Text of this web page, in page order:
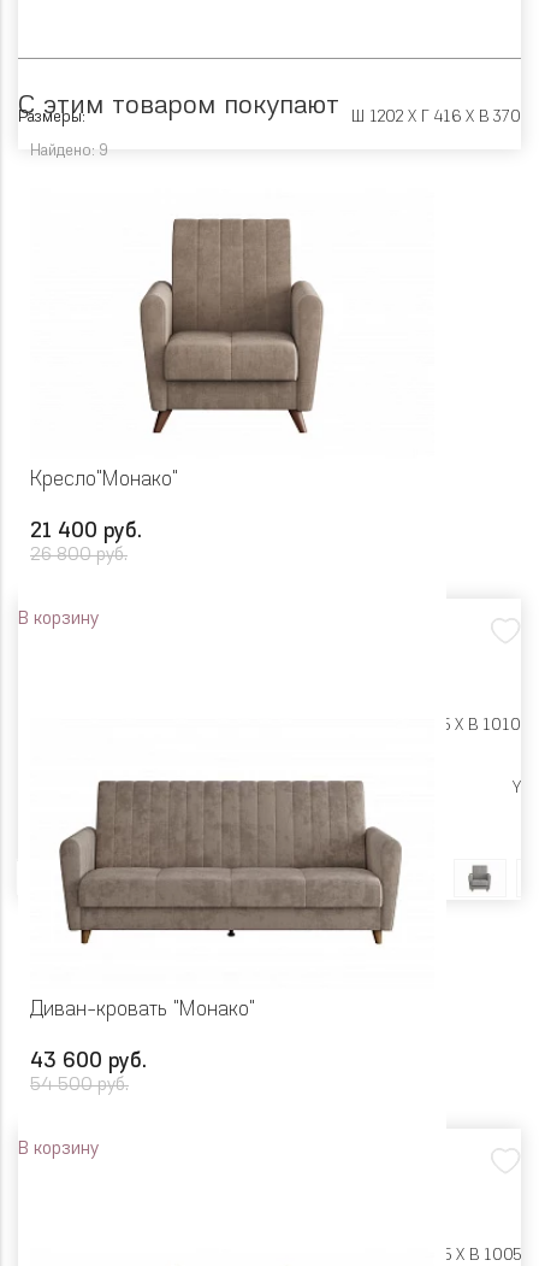
Размеры: Ш 1202 X Г 416 X В 370
С этим товаром покупают
Найдено: 9
Кресло"Монако"
21 400 руб.
26 800 руб.
В корзину
Ш 830 X Г 895 X В 1010
Высокие опоры Y
Диван-кровать "Монако"
43 600 руб.
54 500 руб.
В корзину
Ш 2190 X Г 995 X В 1005